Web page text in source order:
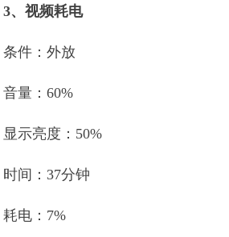
3、视频耗电
条件：外放
音量：60%
显示亮度：50%
时间：37分钟
耗电：7%